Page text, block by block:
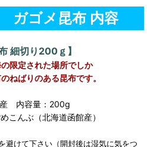
ガゴメ昆布 内容
細切り200ｇ】
限定された場所でしか
ねばりのある昆布です。
内容量：200g
こんぶ（北海道函館産）
避けて下さい（開封後は湿気に気をつ